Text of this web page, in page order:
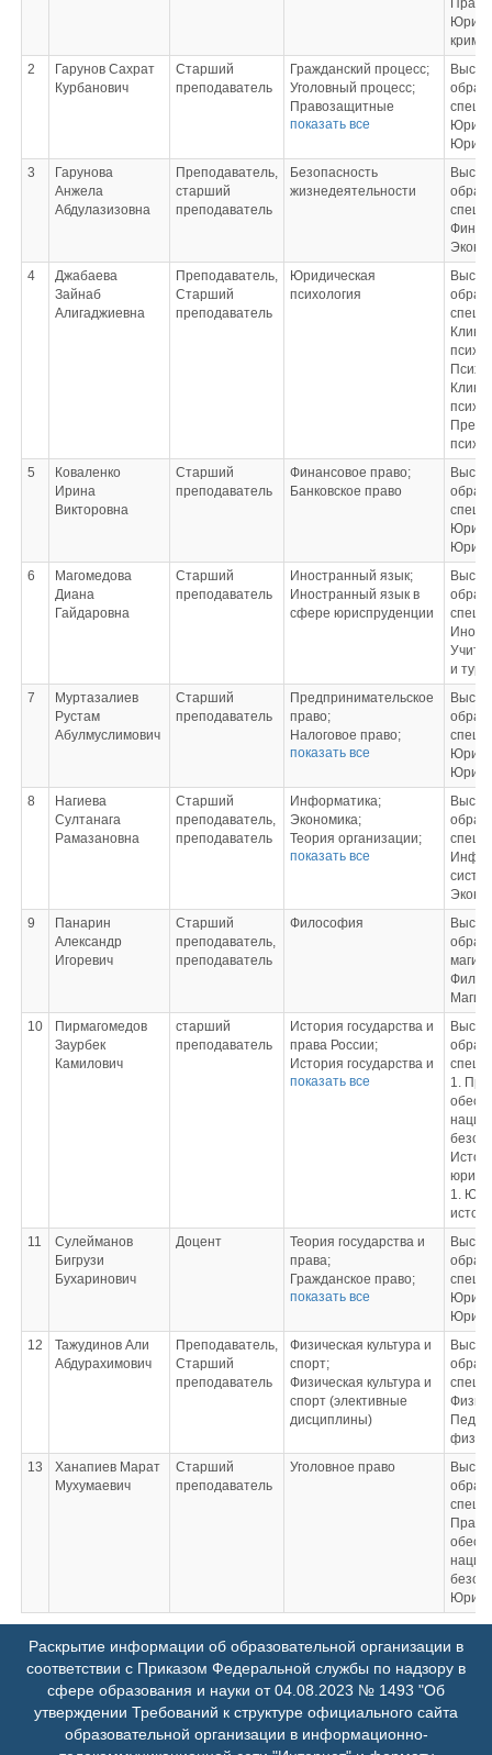
Юрист
2
Гарунов Сахрат
Курбанович
Старший
преподаватель
Гражданский процесс;
Уголовный процесс;
Правозащитные
органы в РФ;
Судебная риторика;
Государственная и
муниципальная
Правовая охрана
личного пространства
Правовая культура
современного
общества
показать все
Юрист
3
Гарунова
Анжела
Абдулазизовна
Преподаватель,
старший
преподаватель
Безопасность
жизнедеятельности
4
Джабаева
Зайнаб
Алигаджиевна
Преподаватель,
Старший
преподаватель
Юридическая
психология
5
Коваленко
Ирина
Викторовна
Старший
преподаватель
Финансовое право;
Банковское право
Юрист
6
Магомедова
Диана
Гайдаровна
Старший
преподаватель
Иностранный язык;
Иностранный язык в
сфере юриспруденции
и
7
Муртазалиев
Рустам
Абулмуслимович
Старший
преподаватель
Предпринимательское
право;
Налоговое право;
Земельное право;
Энергетическое право;
Информационное
право;
Конкурентное право;
Коммерческое право;
регулирование налогов
в
предпринимательстве;
Правовое
(государственное)
Подготовка к сдаче и
сдача
государственного
экзамена;
подготовка к
процедуре защиты и
защита выпускной
квалификационной
работы
показать все
Юрист
8
Нагиева
Султанага
Рамазановна
Старший
преподаватель,
преподаватель
Информатика;
Экономика;
Теория организации;
Информационные
деятельности;
Цифровые технологии
показать все
9
Панарин
Александр
Игоревич
Старший
преподаватель,
преподаватель
Философия
10
Пирмагомедов
Заурбек
Камилович
старший
преподаватель
История государства и
права России;
История государства и
права зарубежных
России;
Избирательное право;
Таможенное право;
Конституционное
Мировые религии
показать все
1.
1.
11
Сулейманов
Бигрузи
Бухаринович
Доцент
Теория государства и
права;
Гражданское право;
Экологическое право;
Право социального
обеспечения;
Трудовое право;
Международное
частное право;
Семейное право;
проектирование;
практика);
практика
(преддипломная
практика);
Подготовка к сдаче и
сдача
государственного
показать все
Юрист
12
Тажудинов Али
Абдурахимович
Преподаватель,
Старший
преподаватель
Физическая культура и
спорт;
Физическая культура и
спорт (элективные
дисциплины)
13
Ханапиев Марат
Мухумаевич
Старший
преподаватель
Уголовное право
Юрист
Раскрытие информации об образовательной организации в
соответствии с Приказом Федеральной службы по надзору в
сфере образования и науки от 04.08.2023 № 1493 "Об
утверждении Требований к структуре официального сайта
образовательной организации в информационно-